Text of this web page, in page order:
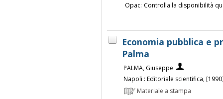
Opac: Controlla la disponibilità
Economia pubblica e
Palma
PALMA, Giuseppe
Napoli : Editoriale scientifica,
Materiale a stampa